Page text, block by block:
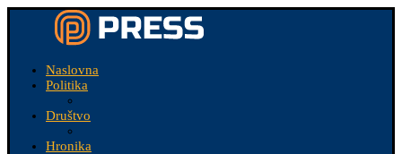
Naslovna
Politika
Društvo
Hronika